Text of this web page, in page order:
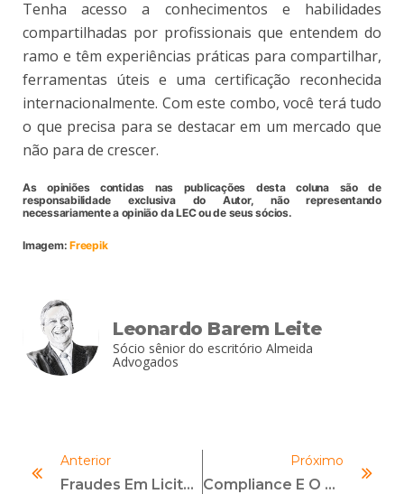
Tenha acesso a conhecimentos e habilidades
compartilhadas por profissionais que entendem do
ramo e têm experiências práticas para compartilhar,
ferramentas úteis e uma certificação reconhecida
internacionalmente. Com este combo, você terá tudo
o que precisa para se destacar em um mercado que
não para de crescer.
As opiniões contidas nas publicações desta coluna são de
responsabilidade exclusiva do Autor, não representando
necessariamente a opinião da LEC ou de seus sócios.
Imagem:Freepik
Leonardo Barem Leite
Sócio sênior do escritório Almeida
Advogados
Anterior
Fraudes Em Licitações E Contratos Públicos – Como Identificar E Prevenir
Próximo
Compliance E O Mercado De Apostas – O Que Diz A Legislação E Como Se Manter Em Conformidade?